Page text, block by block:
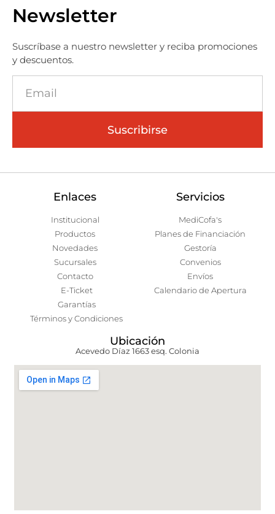
Newsletter
Suscríbase a nuestro newsletter y reciba promociones
y descuentos.
Suscribirse
Enlaces
Institucional
Productos
Novedades
Sucursales
Contacto
E-Ticket
Garantías
Términos y Condiciones
Servicios
MediCofa's
Planes de Financiación
Gestoría
Convenios
Envíos
Calendario de Apertura
Ubicación
Acevedo Díaz 1663 esq. Colonia